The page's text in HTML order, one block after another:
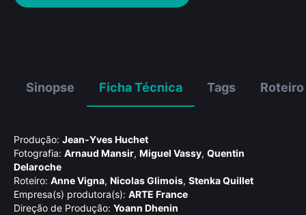
Sinopse Ficha Técnica Tags Roteiro
Produção: Jean-Yves Huchet
Fotografia: Arnaud Mansir, Miguel Vassy, Quentin
Delaroche
Roteiro: Anne Vigna, Nicolas Glimois, Stenka Quillet
Empresa(s) produtora(s): ARTE France
Direção de Produção: Yoann Dhenin